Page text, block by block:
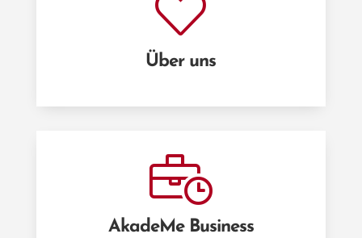
Über uns
AkadeMe Business